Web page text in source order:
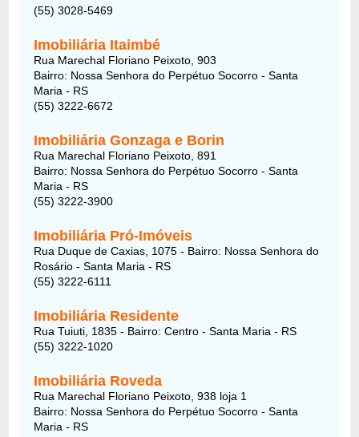
(55) 3028-5469
Imobiliária Itaimbé
Rua Marechal Floriano Peixoto, 903
Bairro: Nossa Senhora do Perpétuo Socorro - Santa
Maria - RS
(55) 3222-6672
Imobiliária Gonzaga e Borin
Rua Marechal Floriano Peixoto, 891
Bairro: Nossa Senhora do Perpétuo Socorro - Santa
Maria - RS
(55) 3222-3900
Imobiliária Pró-Imóveis
Rua Duque de Caxias, 1075 - Bairro: Nossa Senhora do
Rosário - Santa Maria - RS
(55) 3222-6111
Imobiliária Residente
Rua Tuiuti, 1835 - Bairro: Centro - Santa Maria - RS
(55) 3222-1020
Imobiliária Roveda
Rua Marechal Floriano Peixoto, 938 loja 1
Bairro: Nossa Senhora do Perpétuo Socorro - Santa
Maria - RS